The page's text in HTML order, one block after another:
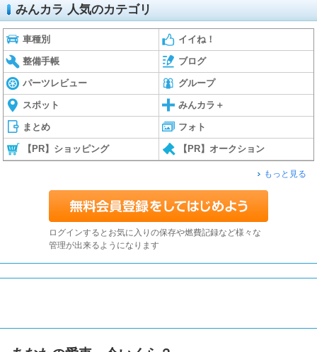
みんカラ 人気のカテゴリ
車種別 イイね！
整備手帳 ブログ
パーツレビュー グループ
スポット みんカラ＋
まとめ フォト
【PR】ショッピング 【PR】オークション
もっと見る
ログインするとお気に入りの保存や燃費記録など様々な
管理が出来るようになります